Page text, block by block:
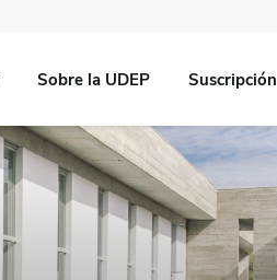
Sobre la UDEP Suscripción